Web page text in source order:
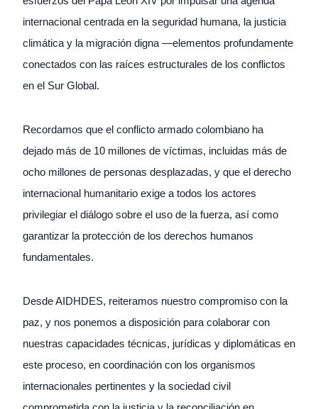
internacional centrada en la seguridad humana, la justicia
climática y la migración digna —elementos profundamente
conectados con las raíces estructurales de los conflictos
en el Sur Global.
Recordamos que el conflicto armado colombiano ha
dejado más de 10 millones de víctimas, incluidas más de
ocho millones de personas desplazadas, y que el derecho
internacional humanitario exige a todos los actores
privilegiar el diálogo sobre el uso de la fuerza, así como
garantizar la protección de los derechos humanos
fundamentales.
Desde AIDHDES, reiteramos nuestro compromiso con la
paz, y nos ponemos a disposición para colaborar con
nuestras capacidades técnicas, jurídicas y diplomáticas en
este proceso, en coordinación con los organismos
internacionales pertinentes y la sociedad civil